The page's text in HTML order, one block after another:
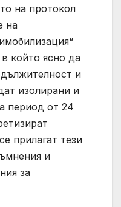
на протокол
на
в който ясно да
и
изолирани и
период от 24
прилагат тези
и
за